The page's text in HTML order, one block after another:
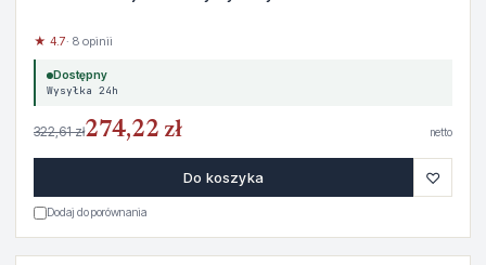
★ 4.7· 8 opinii
Dostępny
Wysyłka 24h
322,61 zł274,22 zł netto
Do koszyka ♡
Dodaj do porównania